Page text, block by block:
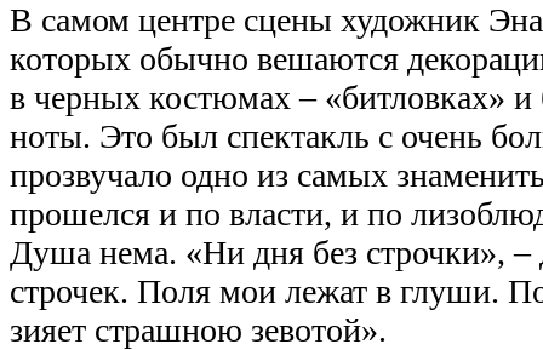
В самом центре сцены художник
которых обычно вешаются
в черных костюмах – «битловках» и
ноты. Это был спектакль с очень
прозвучало одно из самых
прошелся и по власти, и по
Душа нема. «Ни дня без строчки»,
строчек. Поля мои лежат в глуши.
зияет страшною зевотой».